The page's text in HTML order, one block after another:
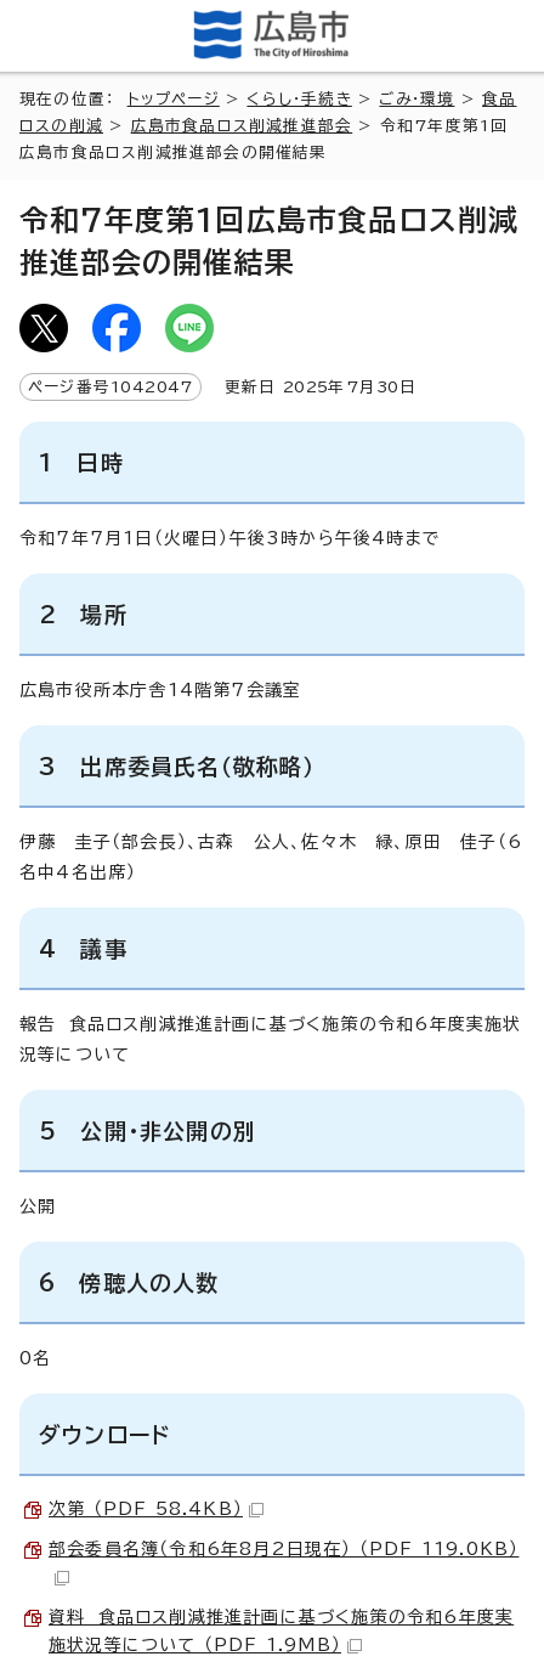
現在の位置： トップページ > くらし・手続き > ごみ・環境 >食品
ロスの削減 > 広島市食品ロス削減推進部会
> 令和7年度第1回
広島市食品ロス削減推進部会の開催結果
令和7年度第1回広島市食品ロス削減
推進部会の開催結果
ページ番号 1042047 更新日 2025年7月 30 日
1 日時
令和7年7月1日（火曜日）午後3時から午後4時まで
2 場所
広島市役所本庁舎14階第7会議室
3 出席委員氏名（敬称略）
伊藤 圭子（部会長）、古森 公人、佐々木 緑、原田 佳子（6
名中4名出席）
4 議事
報告 食品ロス削減推進計画に基づく施策の令和6年度実施状
況等について
5 公開・非公開の別
公開
6 傍聴人の人数
0名
ダウンロード
次第 （PDF 58.4KB）
部会委員名簿（令和6年8月2日現在） （PDF 119.0KB）
資料 食品ロス削減推進計画に基づく施策の令和6年度実
施状況等について （PDF 1.9MB）